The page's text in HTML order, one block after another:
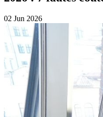
02 Jun 2026